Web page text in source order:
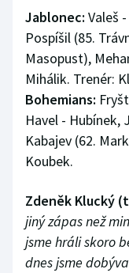
Stolní tenis
Triatlon
Veslování
Vodní slalom
Volejbal
Ostatní
Jablonec: Valeš
Pospíšil (85.
Masopust),
Mihálik. Trenér:
Bohemians:
Havel - Hubínek,
Kabajev (62.
Koubek.
Zdeněk Klucký
jiný zápas než
jsme hráli skoro
dnes jsme